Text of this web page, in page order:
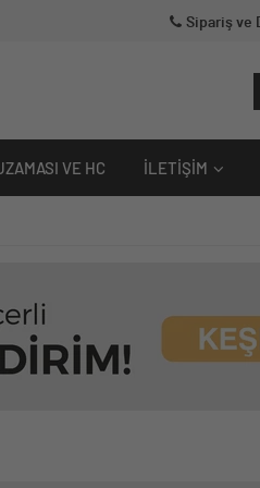
Sipariş ve
VE HC İLETIŞIM